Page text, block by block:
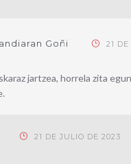
Goñi 21
jartzea, horrela zita
21 DE JULIO DE 2023